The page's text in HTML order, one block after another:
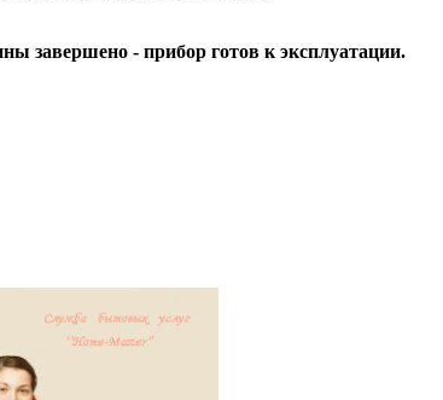
завершено - прибор готов к эксплуатации.